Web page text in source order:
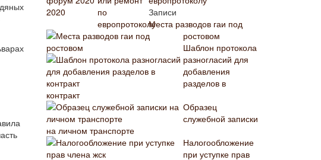
Записи
Места разводов гаи под
ростовом
Шаблон протокола
разногласий для
добавления
разделов в
контракт
Образец
служебной записки
на личном транспорте
Налогообложение
при уступке прав